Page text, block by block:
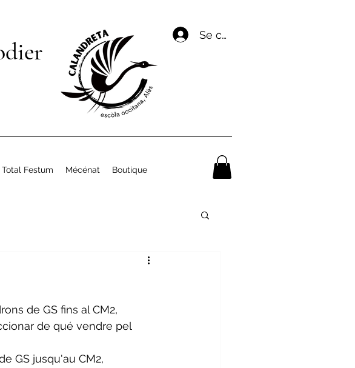
Se connecter
Total Festum Mécénat Boutique
de GS fins al CM2,
de qué vendre pel
GS jusqu'au CM2,